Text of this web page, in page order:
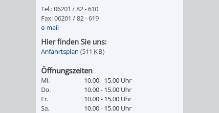
IMOLA
Tel.: 06201 / 82 - 610
Fax: 06201 / 82 - 619
e-mail
Hier finden Sie uns:
Anfahrtsplan (511 KB)
Öffnungszeiten
Mi.
10.00 - 15.00 Uhr
Do.
10.00 - 15.00 Uhr
Fr.
10.00 - 15.00 Uhr
Sa.
10.00 - 15.00 Uhr